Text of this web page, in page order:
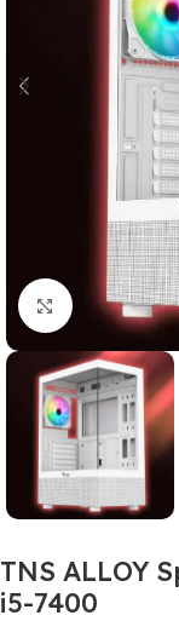
Click to
TNS ALLOY
i5-7400